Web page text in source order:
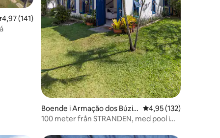
av 5 i genomsnittligt betyg, 141 omdömen
4,97 (141)
Boende i Armação dos Búzio
s
4,95 av 5 i
4,95 (132)
100 meter från STRANDEN, med pool i